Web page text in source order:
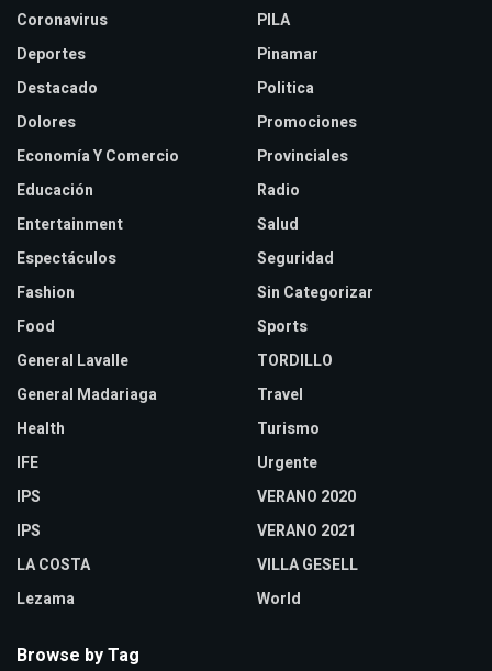
Coronavirus
Deportes
Destacado
Dolores
Economía Y Comercio
Educación
Entertainment
Espectáculos
Fashion
Food
General Lavalle
General Madariaga
Health
IFE
IPS
IPS
LA COSTA
Lezama
PILA
Pinamar
Politica
Promociones
Provinciales
Radio
Salud
Seguridad
Sin Categorizar
Sports
TORDILLO
Travel
Turismo
Urgente
VERANO 2020
VERANO 2021
VILLA GESELL
World
Browse by Tag